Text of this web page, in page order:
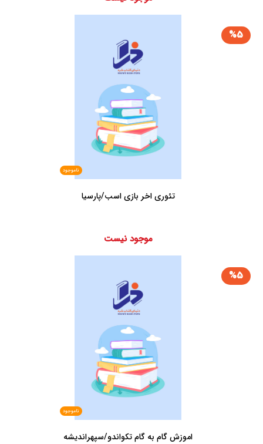
%5
ناموجود
تئوری اخر بازی اسب/پارسیا
موجود نیست
%5
ناموجود
اموزش گام به گام تکواندو/سپهراندیشه